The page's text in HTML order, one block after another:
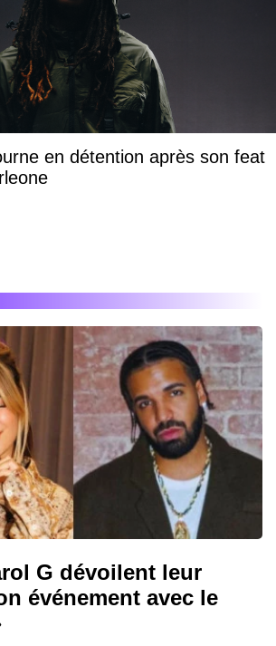
en détention après son feat
G dévoilent leur
événement avec le